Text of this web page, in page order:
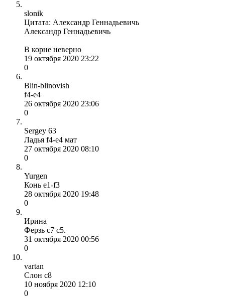
slonik
Цитата: Александр Геннадьевичь
Александр Геннадьевичь
В корне неверно
19 октября 2020 23:22
0
Blin-blinovish
f4-e4
26 октября 2020 23:06
0
Sergey 63
Ладья f4-e4 мат
27 октября 2020 08:10
0
Yurgen
Конь e1-f3
28 октября 2020 19:48
0
Ирина
Ферзь с7 с5.
31 октября 2020 00:56
0
vartan
Слон с8
10 ноября 2020 12:10
0